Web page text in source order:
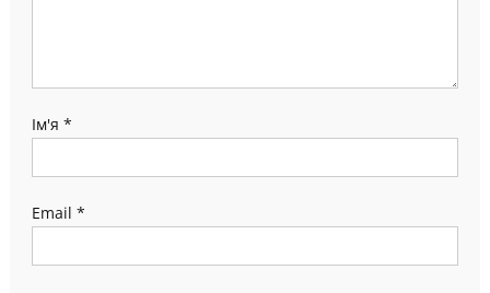
Ім'я *
Email *